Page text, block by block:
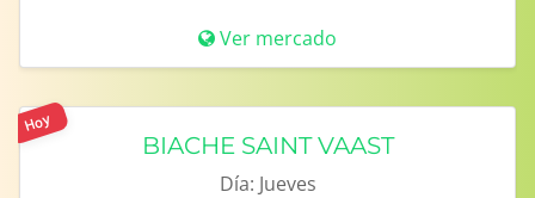
Ver mercado
Hoy
BIACHE SAINT VAAST
Día: Jueves